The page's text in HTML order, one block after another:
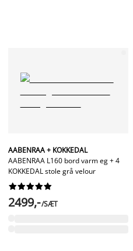
AABENRAA + KOKKEDAL
AABENRAA L160 bord varm eg + 4
KOKKEDAL stole grå velour






2499,-/SÆT